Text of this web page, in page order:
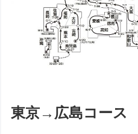
東京→広島コース